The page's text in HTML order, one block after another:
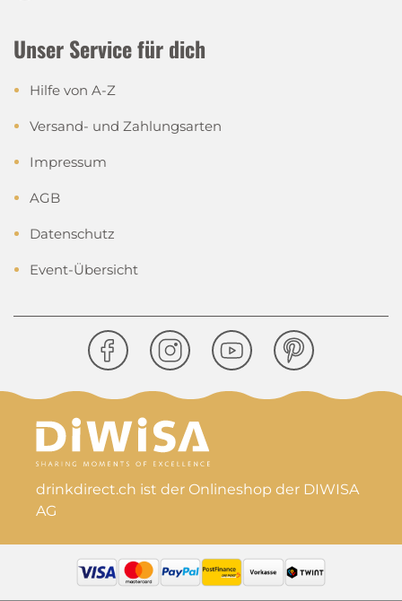
Unser Service für dich
Hilfe von A-Z
Versand- und Zahlungsarten
Impressum
AGB
Datenschutz
Event-Übersicht
drinkdirect.ch ist der Onlineshop der DIWISA
AG